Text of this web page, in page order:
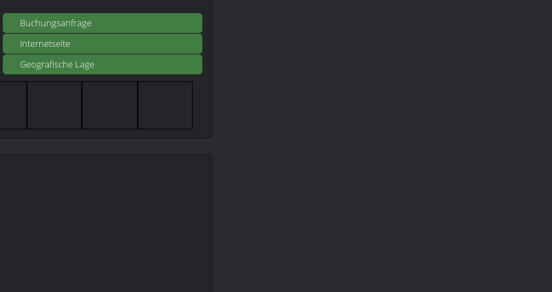
Buchungsanfrage
Internetseite
Geografische Lage